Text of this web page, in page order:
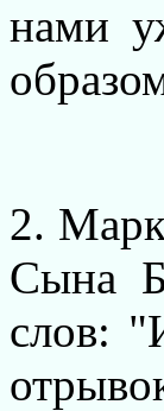
нами
2.
Сына
слов: